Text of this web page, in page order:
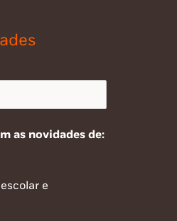
as novidades de:
e